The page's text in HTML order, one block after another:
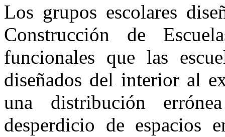
Los grupos escolares
Construcción de
funcionales que las
diseñados del interior al
una distribución
desperdicio de espacios